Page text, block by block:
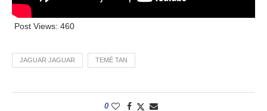
Post Views: 460
JAGUAR JAGUAR TEMÉ TAN
0